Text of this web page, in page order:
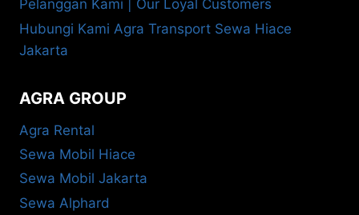
Pelanggan Kami | Our Loyal Customers
Hubungi Kami Agra Transport Sewa Hiace
Jakarta
AGRA GROUP
Agra Rental
Sewa Mobil Hiace
Sewa Mobil Jakarta
Sewa Alphard